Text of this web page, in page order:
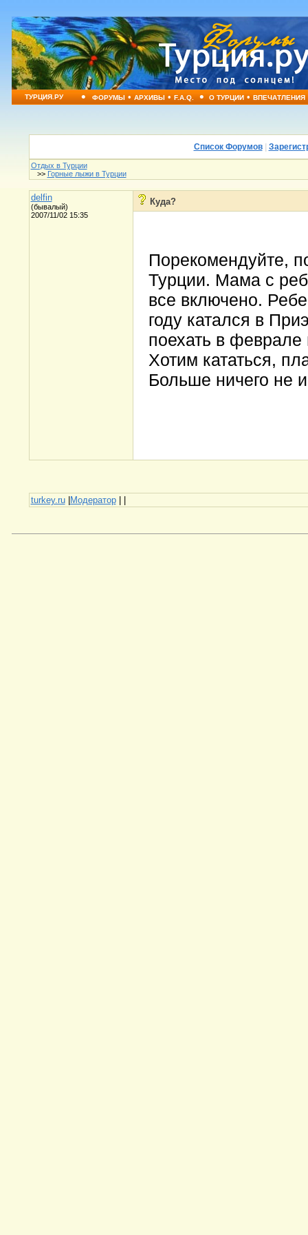
ТУРЦИЯ.РУ • ФОРУМЫ•АРХИВЫ•F.A.Q. • О ТУРЦИИ•ВПЕЧАТЛЕНИЯ
Список Форумов|
Отдых в Турции
>> Горные лыжи в Турции
delfin
(бывалый)
2007/11/02 15:35
Куда?
Порекомендуйте,
Турции. Мама с
все включено.
году катался в
поехать в
Хотим кататься,
Больше ничего не
turkey.ru|Модератор| |